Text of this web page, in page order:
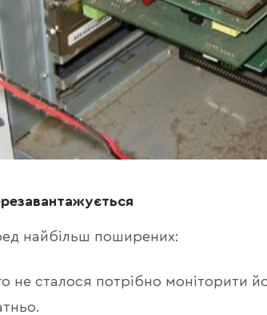
найбільш поширених:
не сталося потрібно моніторити